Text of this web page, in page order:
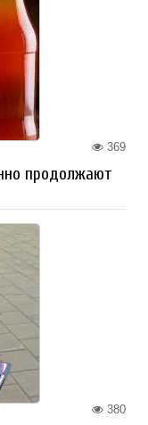
369
продолжают
380